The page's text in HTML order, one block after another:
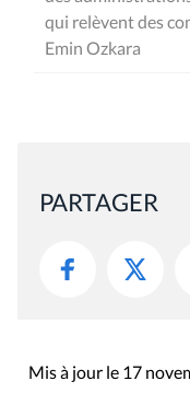
qui relèvent des
Emin Ozkara
PARTAGER
Mis à jour le 17